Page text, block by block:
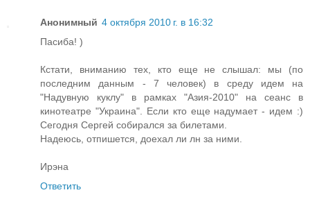
Анонимный 4 октября 2010 г. в 16:32
Пасиба! )
Кстати, вниманию тех, кто еще не слышал: мы (по
последним данным - 7 человек) в среду идем на
"Надувную куклу" в рамках "Азия-2010" на сеанс в
кинотеатре "Украина". Если кто еще надумает - идем :)
Сегодня Сергей собирался за билетами.
Надеюсь, отпишется, доехал ли лн за ними.
Ирэна
Ответить